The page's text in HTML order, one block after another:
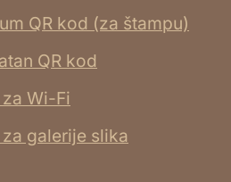
QR kod (za štampu)
QR kod
Wi-Fi
galerije slika